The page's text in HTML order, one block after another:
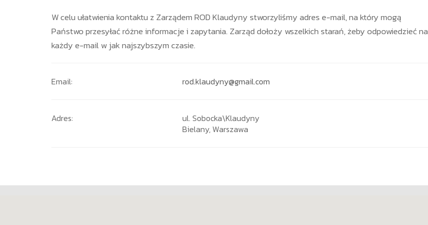
W celu ułatwienia kontaktu z Zarządem ROD Klaudyny stworzyliśmy adres e-mail, na który mogą
Państwo przesyłać różne informacje i zapytania. Zarząd dołoży wszelkich starań, żeby odpowiedzieć na
każdy e-mail w jak najszybszym czasie.
Email: rod.klaudyny@gmail.com
Adres:
ul. Sobocka\Klaudyny
Bielany, Warszawa